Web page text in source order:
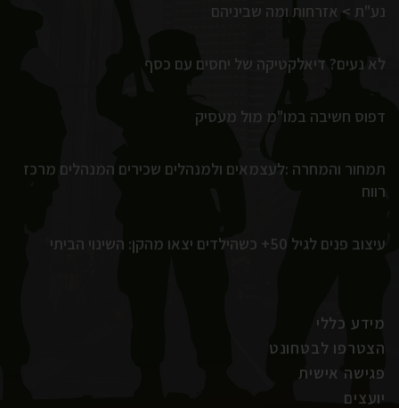
נע"ת > אזרחות ומה שביניהם
לא נעים? דיאלקטיקה של יחסים עם כסף
דפוס חשיבה במו"מ מול מעסיק
תמחור והמחרה :לעצמאים ולמנהלים שכירים המנהלים מרכז
רווח
עיצוב פנים לגיל 50+ כשהילדים יצאו מהקן: השינוי הביתי
מידע כללי
הצטרפו לבטחונט
פגישה אישית
יועצים